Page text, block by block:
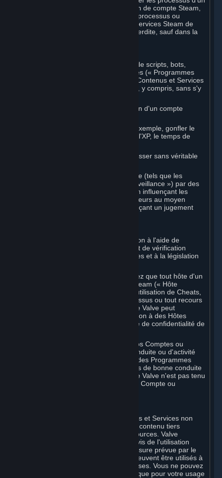
Marché de Souscriptions ou de création de compte Steam,
ou pour interagir avec ou contrôler les processus ou
l'interface utilisateur des Contenus et Services Steam de
toute autre manière, est strictement interdite, sauf dans la
Vous ne pouvez utiliser aucune forme de scripts, bots,
macros ou autres systèmes automatisés (« Programmes
automatisés ») pour interagir avec les Contenus et Services
Steam de quelque manière que ce soit, y compris, sans s'y
automatiser le processus de création d'un compte
falsifier les statistiques de jeu (par exemple, gonfler le
nombre de victoires ou de défaites, l'XP, le temps de
obtenir des récompenses ou progresser sans véritable
participer à des systèmes d'arbitrage (tels que les
évaluations par les pairs ou la « surveillance ») par des
moyens automatisés, notamment en influençant les
résultats ou en signalant des utilisateurs au moyen
d'actions scriptées plutôt qu'en exerçant un jugement
Nous pouvons appliquer cette disposition à l'aide de
méthodes de détection automatisées et de vérification
humaine, conformément à nos politiques et à la législation
En outre, vous reconnaissez et acceptez que tout hôte d'un
jeu multijoueur en ligne distribué sur Steam (« Hôte
externe ») peut signaler à Valve votre utilisation de Cheats,
toute altération non autorisée de processus ou tout recours
à des Programmes automatisés, et que Valve peut
communiquer votre historique d'utilisation à des Hôtes
externes dans les limites de la Politique de confidentialité de
Valve peut limiter ou fermer votre ou vos Comptes ou
annuler une Souscription en cas de conduite ou d'activité
illégale, de recours à des Cheats ou à des Programmes
automatisés, ou de violation des Règles de bonne conduite
en ligne Steam. Vous reconnaissez que Valve n'est pas tenu
de vous prévenir avant de fermer votre Compte ou
Concernant les Souscriptions, Contenus et Services non
créés par Valve, Valve ne vérifie pas le contenu tiers
disponible sur Steam ou via d'autres sources. Valve
n'assume aucune responsabilité vis-à-vis de l'utilisation
desdits contenus tiers, sauf dans la mesure prévue par le
droit impératif. Certains logiciels tiers peuvent être utilisés à
des fins commerciales par des entreprises. Vous ne pouvez
toutefois acquérir ces Logiciels Steam que pour votre usage